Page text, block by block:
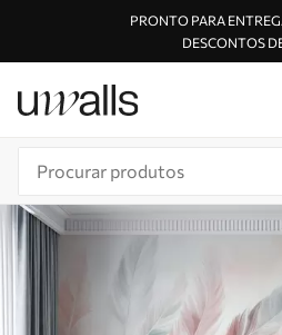
PRONTO PARA
DESCONTOS